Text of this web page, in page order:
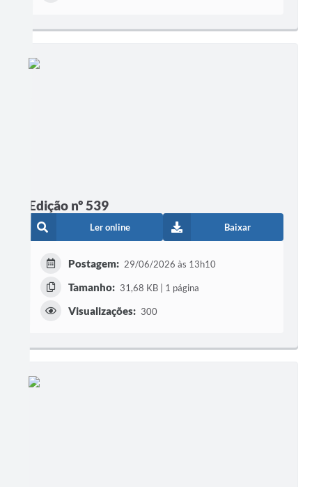
Edição nº 539
Ler online Baixar
Postagem: 29/06/2026 às 13h10
Tamanho: 31,68 KB | 1 página
Visualizações: 300